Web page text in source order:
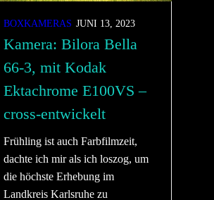
BOXKAMERAS JUNI 13, 2023
Kamera: Bilora Bella
66-3, mit Kodak
Ektachrome E100VS –
cross-entwickelt
Frühling ist auch Farbfilmzeit,
dachte ich mir als ich loszog, um
die höchste Erhebung im
Landkreis Karlsruhe zu